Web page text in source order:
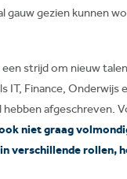
gauw gezien kunnen
strijd om nieuw
IT, Finance, Onderwijs
afgeschreven.
niet graag volmondig
verschillende rollen,